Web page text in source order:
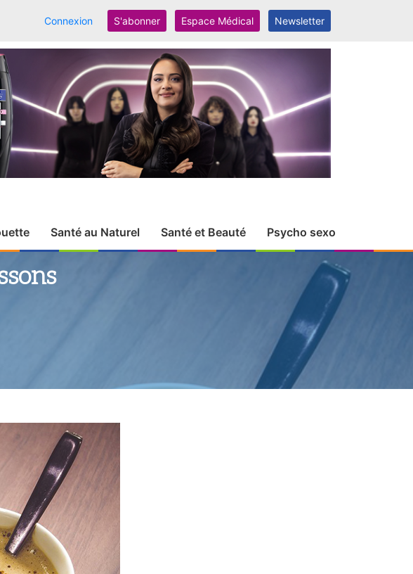
Connexion S'abonner Espace Médical Newsletter
Santé au Naturel Santé et Beauté Psycho sexo